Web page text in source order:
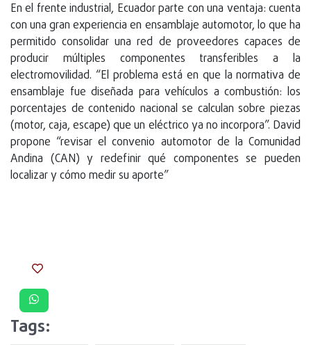
En el frente industrial, Ecuador parte con una ventaja: cuenta
con una gran experiencia en ensamblaje automotor, lo que ha
permitido consolidar una red de proveedores capaces de
producir múltiples componentes transferibles a la
electromovilidad. “El problema está en que la normativa de
ensamblaje fue diseñada para vehículos a combustión: los
porcentajes de contenido nacional se calculan sobre piezas
(motor, caja, escape) que un eléctrico ya no incorpora”. David
propone “revisar el convenio automotor de la Comunidad
Andina (CAN) y redefinir qué componentes se pueden
localizar y cómo medir su aporte”
Tags: